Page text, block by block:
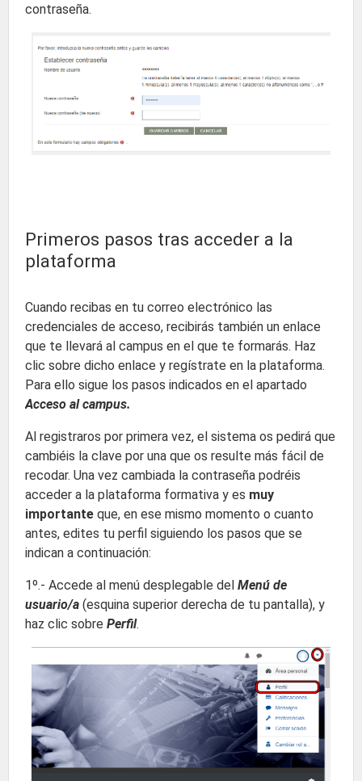
contraseña.
Primeros pasos tras acceder a la
plataforma
Cuando recibas en tu correo electrónico las
credenciales de acceso, recibirás también un enlace
que te llevará al campus en el que te formarás. Haz
clic sobre dicho enlace y regístrate en la plataforma.
Para ello sigue los pasos indicados en el apartado
Acceso al campus.
Al registraros por primera vez, el sistema os pedirá que
cambiéis la clave por una que os resulte más fácil de
recodar. Una vez cambiada la contraseña podréis
acceder a la plataforma formativa y es muy
importante que, en ese mismo momento o cuanto
antes, edites tu perfil siguiendo los pasos que se
indican a continuación:
1º.- Accede al menú desplegable del Menú de
usuario/a (esquina superior derecha de tu pantalla), y
haz clic sobre Perfil.